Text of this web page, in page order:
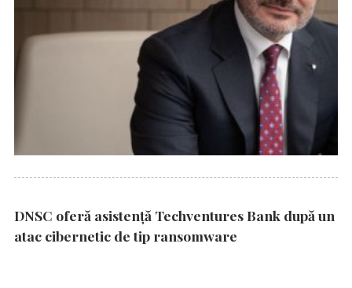
DNSC oferă asistență Techventures Bank după un
atac cibernetic de tip ransomware